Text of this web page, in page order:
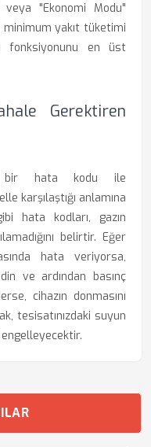
"Ekonomi Modu"
minimum yakıt tüketimi
fonksiyonunu en üst
Gerektiren
bir hata kodu ile
karşılaştığı anlamına
hata kodları, gazın
belirtir. Eğer
hata veriyorsa,
ve ardından basınç
cihazın donmasını
tesisatınızdaki suyun